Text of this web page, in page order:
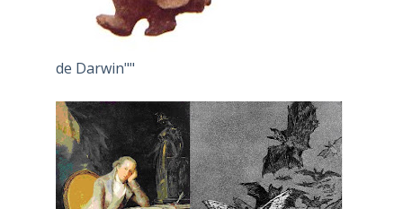
de Darwin""